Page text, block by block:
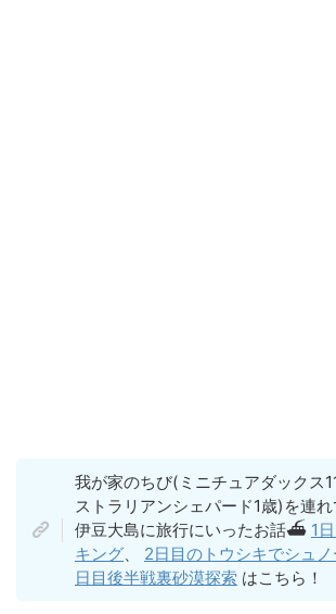
我が家のちび(ミニチュアダックス
ストラリアンシェパード1歳)を連れ
伊豆大島に旅行にいったお話⛴ 1
キング、 2日目のトウシキでシュ
日目後半戦裏砂漠探索 はこちら！